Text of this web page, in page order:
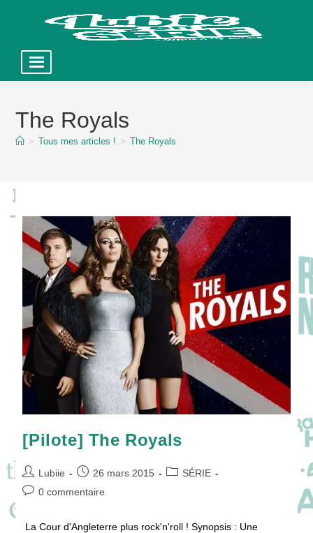
The Royals
> Tous mes articles ! > The Royals
[Pilote] The Royals
Auteur/autrice
de
Lubiie
Publication
publiée :
26 mars 2015
PostSÉRIE
Commentaires
0 commentaire
La Cour d'Angleterre plus rock'n'roll ! Synopsis : Une